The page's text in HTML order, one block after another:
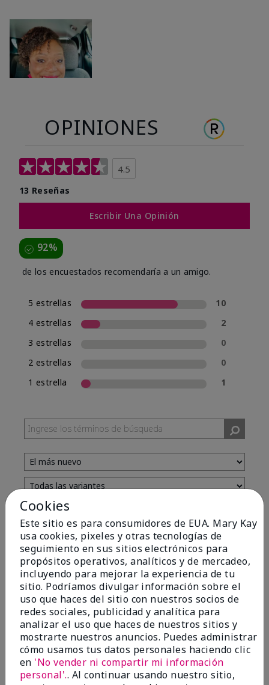
OPINIONES
4.5
13 Reseñas
Escribir Una Opinión
92%
de los encuestados recomendaría a un amigo.
5 estrellas
10
4 estrellas
2
3 estrellas
0
2 estrellas
0
1 estrella
1
Evaluado por 13 clientes
5
Yeh! I really works
EnviadoHace 4 meses
porChar
deDetroit, Mi
Evaluado en
marykay.com/en-us/
I ski all winter and since adding this to my progam
Cookies
Este sitio es para consumidores de EUA. Mary Kay
usa cookies, pixeles y otras tecnologías de
seguimiento en sus sitios electrónicos para
propósitos operativos, analíticos y de mercadeo,
incluyendo para mejorar la experiencia de tu
sitio. Podríamos divulgar información sobre el
uso que haces del sitio con nuestros socios de
redes sociales, publicidad y analítica para
analizar el uso que haces de nuestros sitios y
mostrarte nuestros anuncios. Puedes administrar
cómo usamos tus datos personales haciendo clic
en 'No vender ni compartir mi información
personal'.. Al continuar usando nuestro sitio,